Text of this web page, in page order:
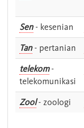
Sen- kesenian
Tan- pertanian
telekom-
telekomunikasi
Zool- zoologi